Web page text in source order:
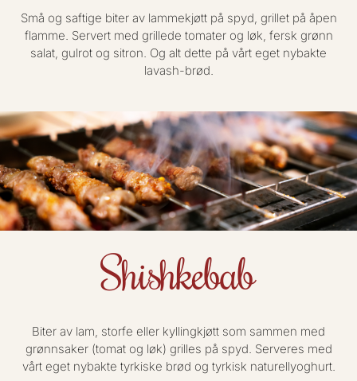
Små og saftige biter av lammekjøtt på spyd, grillet på åpen
flamme. Servert med grillede tomater og løk, fersk grønn
salat, gulrot og sitron. Og alt dette på vårt eget nybakte
lavash-brød.
Shishkebab
Biter av lam, storfe eller kyllingkjøtt som sammen med
grønnsaker (tomat og løk) grilles på spyd. Serveres med
vårt eget nybakte tyrkiske brød og tyrkisk naturellyoghurt.